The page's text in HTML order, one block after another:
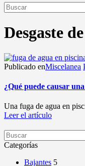
Desgaste
Publicado enMiscelanea
¿Qué puede causar
Una fuga de agua en
Leer el artículo
Categorías
Bajantes 5